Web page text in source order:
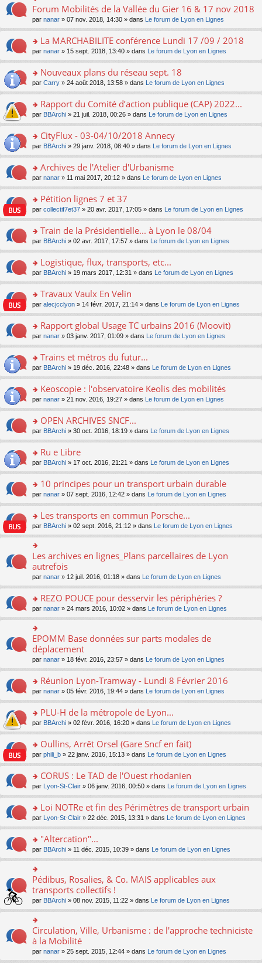
ré
c
e
nt
le
pl
u
s
c
e
nt
o
lu
pl
u
s
c
e
nt
g
e
n
o
lu
pl
u
s
c
e
nt
e
s
g
e
n
o
lu
pl
u
s
c
e
nt
ult
er
le
m
e
s
g
e
n
o
lu
pl
u
s
c
e
nt
o
n
er
le
m
e
s
a
g
e
n
n
lu
le
pl
u
c
e
nt
Forum Mobilités de la Vallée du Gier 16 & 17 nov 2018
par nanar » 07 nov. 2018, 14:30 » dans Le forum de Lyon en Lignes
o
n
ult
er
le
m
e
a
g
e
n
n
le
pl
u
ré
c
e
nt
La MARCHABILITE conférence Lundi 17 /09 / 2018
par nanar » 15 sept. 2018, 13:40 » dans Le forum de Lyon en Lignes
o
n
ult
er
le
m
e
a
g
e
n
n
le
pl
u
ré
c
e
nt
Nouveaux plans du réseau sept. 18
par Carry » 24 août 2018, 13:58 » dans Le forum de Lyon en Lignes
o
n
ult
er
le
m
e
a
g
e
n
n
le
pl
u
ré
c
e
nt
Rapport du Comité d’action publique (CAP) 2022...
par BBArchi » 21 juil. 2018, 00:26 » dans Le forum de Lyon en Lignes
o
n
ult
er
le
m
e
a
g
e
n
n
le
pl
u
ré
c
e
nt
CityFlux - 03-04/10/2018 Annecy
par BBArchi » 29 janv. 2018, 08:40 » dans Le forum de Lyon en Lignes
o
n
ult
er
le
m
e
a
g
e
n
n
le
pl
u
ré
c
e
nt
Archives de l'Atelier d'Urbanisme
par nanar » 11 mai 2017, 20:12 » dans Le forum de Lyon en Lignes
o
n
ult
er
le
m
e
a
g
e
n
n
le
pl
u
ré
c
e
nt
Pétition lignes 7 et 37
par collectif7et37 » 20 avr. 2017, 17:05 » dans Le forum de Lyon en Lignes
o
n
ult
er
le
m
e
a
g
e
n
n
le
pl
u
ré
c
e
nt
Train de la Présidentielle... à Lyon le 08/04
par BBArchi » 02 avr. 2017, 17:57 » dans Le forum de Lyon en Lignes
o
n
ult
er
le
m
e
a
g
e
n
n
le
pl
u
ré
c
e
nt
Logistique, flux, transports, etc...
par BBArchi » 19 mars 2017, 12:31 » dans Le forum de Lyon en Lignes
o
n
ult
er
le
m
e
a
g
e
n
n
le
pl
u
ré
c
e
nt
Travaux Vaulx En Velin
par alecjcclyon » 14 févr. 2017, 21:14 » dans Le forum de Lyon en Lignes
o
n
ult
er
le
m
e
a
g
e
n
n
le
pl
u
ré
c
e
nt
Rapport global Usage TC urbains 2016 (Moovit)
par nanar » 03 janv. 2017, 01:09 » dans Le forum de Lyon en Lignes
o
n
ult
er
le
m
e
a
g
e
n
n
le
pl
u
s
ré
c
e
nt
Trains et métros du futur...
par BBArchi » 19 déc. 2016, 22:48 » dans Le forum de Lyon en Lignes
o
n
ult
er
le
m
e
a
g
e
n
n
le
pl
u
s
e
nt
Keoscopie : l'observatoire Keolis des mobilités
par nanar » 21 nov. 2016, 19:27 » dans Le forum de Lyon en Lignes
o
n
ult
er
le
m
e
a
g
e
n
o
lu
le
pl
u
s
c
nt
OPEN ARCHIVES SNCF...
par BBArchi » 30 oct. 2016, 18:19 » dans Le forum de Lyon en Lignes
o
n
ult
er
le
m
e
s
g
e
n
o
lu
le
pl
u
s
ré
e
Ru e Libre
par BBArchi » 17 oct. 2016, 21:21 » dans Le forum de Lyon en Lignes
o
n
ult
er
le
m
s
a
e
n
o
n
lu
le
pl
u
s
ré
e
10 principes pour un transport urbain durable
par nanar » 07 sept. 2016, 12:42 » dans Le forum de Lyon en Lignes
o
n
s
ult
er
le
m
e
s
a
e
n
o
n
pl
u
s
ré
e
Les transports en commun Porsche...
par BBArchi » 02 sept. 2016, 21:12 » dans Le forum de Lyon en Lignes
n
ult
er
le
m
e
s
s
a
g
e
n
o
lu
le
pl
u
s
c
e
nt
Les archives en lignes_Plans parcellaires de Lyon
autrefois
par nanar » 12 juil. 2016, 01:18 » dans Le forum de Lyon en Lignes
o
n
s
ult
er
le
m
e
s
a
e
n
o
lu
le
pl
u
s
e
nt
REZO POUCE pour desservir les périphéries ?
par nanar » 24 mars 2016, 10:02 » dans Le forum de Lyon en Lignes
o
n
ult
er
le
m
e
s
a
g
e
n
lu
le
pl
u
ré
c
e
nt
EPOMM Base données sur parts modales de
déplacement
par nanar » 18 févr. 2016, 23:57 » dans Le forum de Lyon en Lignes
o
n
ult
er
le
m
e
a
g
e
n
n
le
pl
u
s
ré
c
e
nt
Réunion Lyon-Tramway - Lundi 8 Février 2016
par nanar » 05 févr. 2016, 19:44 » dans Le forum de Lyon en Lignes
o
n
ult
er
le
m
e
a
g
e
n
n
le
pl
u
s
c
nt
PLU-H de la métropole de Lyon...
par BBArchi » 02 févr. 2016, 16:20 » dans Le forum de Lyon en Lignes
o
n
ult
er
le
m
e
a
g
e
n
o
n
lu
le
pl
u
s
ré
e
Oullins, Arrêt Orsel (Gare Sncf en fait)
par phili_b » 22 janv. 2016, 15:13 » dans Le forum de Lyon en Lignes
o
n
ult
er
le
m
e
s
g
e
n
o
n
lu
le
pl
u
CORUS : Le TAD de l'Ouest rhodanien
par Lyon-St-Clair » 06 janv. 2016, 00:50 » dans Le forum de Lyon en Lignes
o
n
ult
er
le
m
e
s
a
e
n
o
n
Loi NOTRe et fin des Périmètres de transport urbain
par Lyon-St-Clair » 22 déc. 2015, 13:31 » dans Le forum de Lyon en Lignes
o
n
s
ult
er
le
m
e
s
s
a
g
e
"Altercation"...
par BBArchi » 11 déc. 2015, 10:39 » dans Le forum de Lyon en Lignes
o
n
ult
er
le
m
e
s
Pédibus, Rosalies, & Co. MAIS applicables aux
transports collectifs !
par BBArchi » 08 nov. 2015, 11:22 » dans Le forum de Lyon en Lignes
o
n
ult
Circulation, Ville, Urbanisme : de l'approche techniciste
à la Mobilité
par nanar » 25 sept. 2015, 12:44 » dans Le forum de Lyon en Lignes